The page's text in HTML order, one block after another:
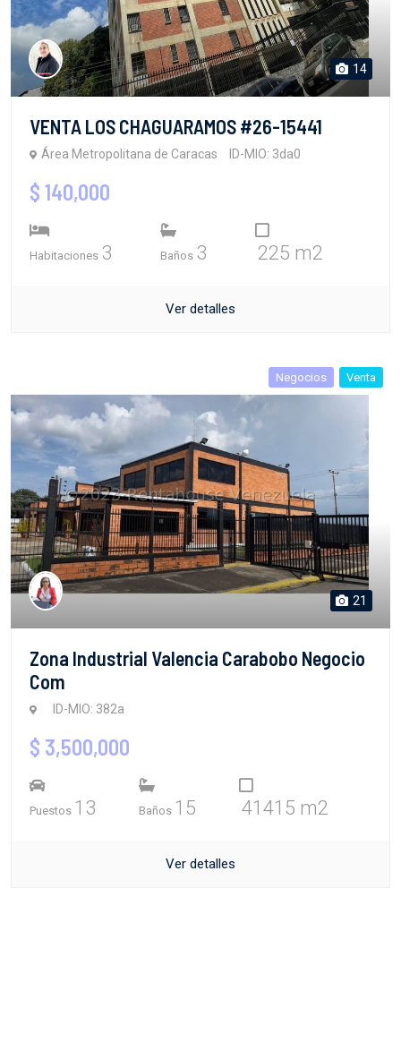
14
VENTA LOS CHAGUARAMOS #26-15441
Área Metropolitana de Caracas ID-MIO: 3da0
$ 140,000
Habitaciones 3 Baños 3 225 m2
Ver detalles
Negocios Venta
21
Zona Industrial Valencia Carabobo Negocio
Com
ID-MIO: 382a
$ 3,500,000
Puestos 13 Baños 15 41415 m2
Ver detalles